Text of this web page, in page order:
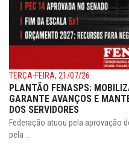
TERÇA-FEIRA, 21/07/26
PLANTÃO FENASPS:
GARANTE AVANÇOS E
DOS SERVIDORES
Federação atuou pela aprovação
pela ...